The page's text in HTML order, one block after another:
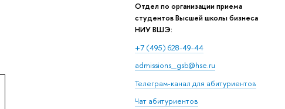
Отдел по организации приема
студентов Высшей школы бизнеса
НИУ ВШЭ:
+7 (495) 628-49-44
admissions_gsb@hse.ru
Телеграм-канал для абитуриентов
Чат абитуриентов